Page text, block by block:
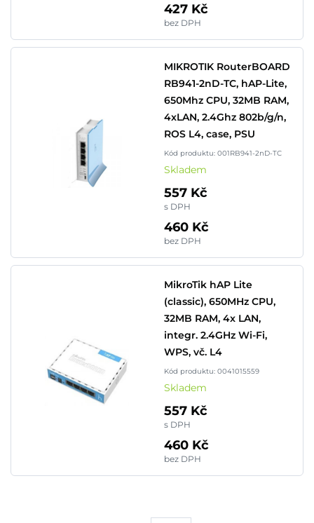
427 Kč
bez DPH
MIKROTIK RouterBOARD
RB941-2nD-TC, hAP-Lite,
650Mhz CPU, 32MB RAM,
4xLAN, 2.4Ghz 802b/g/n,
ROS L4, case, PSU
Kód produktu: 001RB941-2nD-TC
Skladem
557 Kč
s DPH
460 Kč
bez DPH
MikroTik hAP Lite
(classic), 650MHz CPU,
32MB RAM, 4x LAN,
integr. 2.4GHz Wi-Fi,
WPS, vč. L4
Kód produktu: 0041015559
Skladem
557 Kč
s DPH
460 Kč
bez DPH